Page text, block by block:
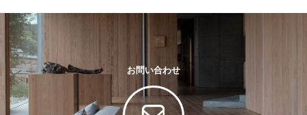
お問い合わせ